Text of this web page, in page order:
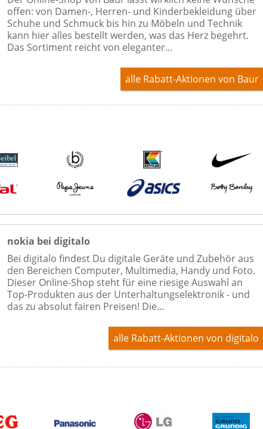
offen: von Damen-, Herren- und Kinderbekleidung über
Schuhe und Schmuck bis hin zu Möbeln und Technik
kann hier alles bestellt werden, was das Herz begehrt.
Das Sortiment reicht von eleganter...
alle Rabatt-Aktionen von Baur
nokia bei digitalo
Bei digitalo findest Du digitale Geräte und Zubehör aus
den Bereichen Computer, Multimedia, Handy und Foto.
Dieser Online-Shop steht für eine riesige Auswahl an
Top-Produkten aus der Unterhaltungselektronik - und
das zu absolut fairen Preisen! Die...
alle Rabatt-Aktionen von digitalo